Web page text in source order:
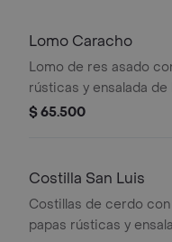
Lomo Caracho
Lomo de res asado
rústicas y ensalada de
$ 65.500
Costilla San Luis
Costillas de cerdo con
papas rústicas y